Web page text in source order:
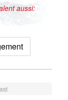
aussi: